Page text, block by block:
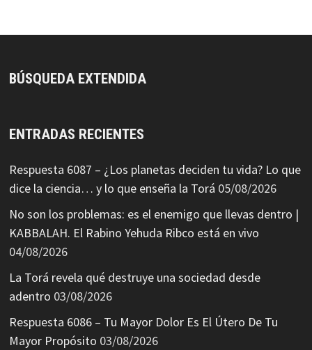
BÚSQUEDA EXTENDIDA
ENTRADAS RECIENTES
Respuesta 6087 – ¿Los planetas deciden tu vida? Lo que
dice la ciencia… y lo que enseña la Torá 05/08/2026
No son los problemas: es el enemigo que llevas dentro |
KABBALAH. El Rabino Yehuda Ribco está en vivo
04/08/2026
La Torá revela qué destruye una sociedad desde
adentro 03/08/2026
Respuesta 6086 – Tu Mayor Dolor Es El Útero De Tu
Mayor Propósito 03/08/2026